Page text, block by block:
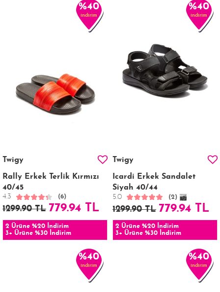
%40
indirim
Twigy
Rally Erkek Terlik Kırmızı
40/45
4.3 (6)
1299.90 TL 779.94 TL
2 Ürüne %20 İndirim
3+ Ürüne %30 İndirim
%40
indirim
Twigy
Icardi Erkek Sandalet
Siyah 40/44
5.0 (2)
1299.90 TL 779.94 TL
2 Ürüne %20 İndirim
3+ Ürüne %30 İndirim
%40
indirim
%40
indirim